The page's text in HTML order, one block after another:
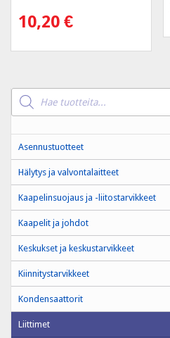
10,20 €
Products
search
Asennustuotteet
Hälytys ja valvontalaitteet
Kaapelinsuojaus ja -liitostarvikkeet
Kaapelit ja johdot
Keskukset ja keskustarvikkeet
Kiinnitystarvikkeet
Kondensaattorit
Liittimet